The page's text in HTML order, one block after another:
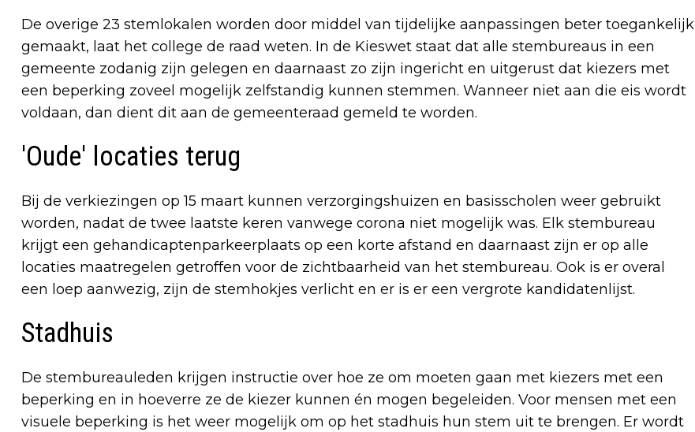
De overige 23 stemlokalen worden door middel van tijdelijke aanpassingen beter toegankelijk
gemaakt, laat het college de raad weten. In de Kieswet staat dat alle stembureaus in een
gemeente zodanig zijn gelegen en daarnaast zo zijn ingericht en uitgerust dat kiezers met
een beperking zoveel mogelijk zelfstandig kunnen stemmen. Wanneer niet aan die eis wordt
voldaan, dan dient dit aan de gemeenteraad gemeld te worden.
'Oude' locaties terug
Bij de verkiezingen op 15 maart kunnen verzorgingshuizen en basisscholen weer gebruikt
worden, nadat de twee laatste keren vanwege corona niet mogelijk was. Elk stembureau
krijgt een gehandicaptenparkeerplaats op een korte afstand en daarnaast zijn er op alle
locaties maatregelen getroffen voor de zichtbaarheid van het stembureau. Ook is er overal
een loep aanwezig, zijn de stemhokjes verlicht en er is er een vergrote kandidatenlijst.
Stadhuis
De stembureauleden krijgen instructie over hoe ze om moeten gaan met kiezers met een
beperking en in hoeverre ze de kiezer kunnen én mogen begeleiden. Voor mensen met een
visuele beperking is het weer mogelijk om op het stadhuis hun stem uit te brengen. Er wordt